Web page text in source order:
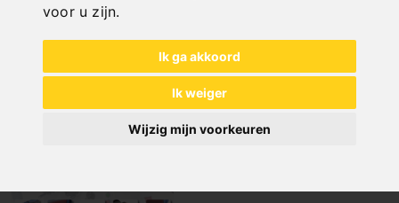
voor u zijn.
Ik ga akkoord
Ik weiger
Wijzig mijn voorkeuren
Sanding machines